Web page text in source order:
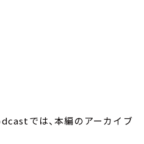
では、本編のアーカイブ